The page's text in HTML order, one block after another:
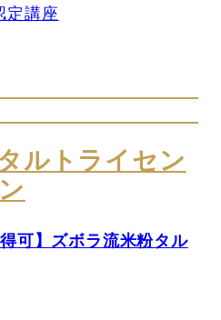
定講座
ルトライセン
可】ズボラ流米粉タル